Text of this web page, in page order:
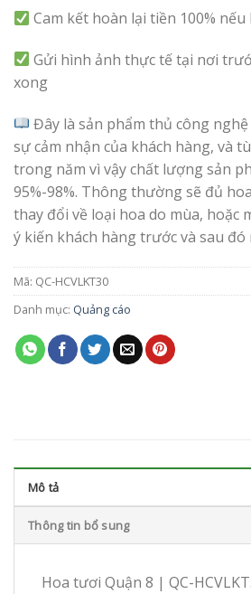
Cam kết hoàn lại tiền 100%
Gửi hình ảnh thực tế tại nơi
xong
Đây là sản phẩm thủ công
sự cảm nhận của khách hàng, và
trong năm vì vậy chất lượng sản
95%-98%. Thông thường sẽ đủ
thay đổi về loại hoa do mùa, hoặc
ý kiến khách hàng trước và sau đó
Mã: QC-HCVLKT30
Danh mục: Quảng cáo
Mô tả
Thông tin bổ sung
Hoa tươi Quận 8 | QC-